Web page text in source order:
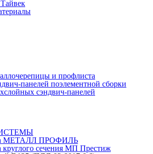
и профлиста
панелей поэлементной сборки
сэндвич-панелей
МЕТАЛЛ ПРОФИЛЬ
круглого сечения МП Престиж